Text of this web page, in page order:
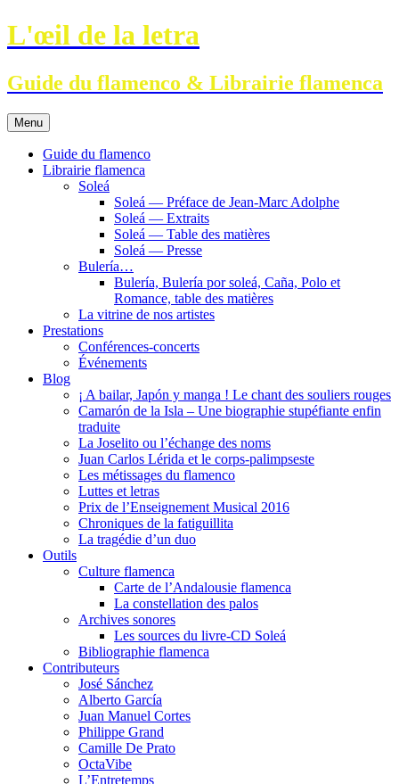
Aller
au
L'œil de la letra
Guide du flamenco & Librairie flamenca
Menu
Guide du flamenco
Librairie flamenca
Soleá
Soleá — Préface de Jean-Marc Adolphe
Soleá — Extraits
Soleá — Table des matières
Soleá — Presse
Bulería…
Bulería, Bulería por soleá, Caña, Polo et
Romance, table des matières
La vitrine de nos artistes
Prestations
Conférences-concerts
Événements
Blog
¡ A bailar, Japón y manga ! Le chant des souliers rouges
Camarón de la Isla – Une biographie stupéfiante enfin
traduite
La Joselito ou l’échange des noms
Juan Carlos Lérida et le corps-palimpseste
Les métissages du flamenco
Luttes et letras
Prix de l’Enseignement Musical 2016
Chroniques de la fatiguillita
La tragédie d’un duo
Outils
Culture flamenca
Carte de l’Andalousie flamenca
La constellation des palos
Archives sonores
Les sources du livre-CD Soleá
Bibliographie flamenca
Contributeurs
José Sánchez
Alberto García
Juan Manuel Cortes
Philippe Grand
Camille De Prato
OctaVibe
L’Entretemps